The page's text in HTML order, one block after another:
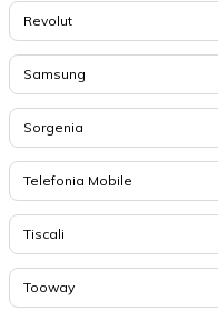
Revolut
Samsung
Sorgenia
Telefonia Mobile
Tiscali
Tooway